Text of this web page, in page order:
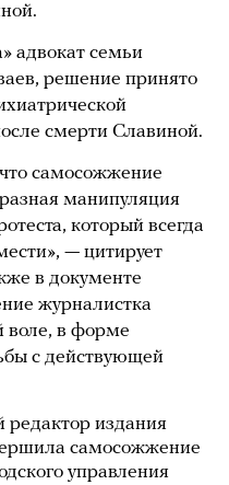
адвокат семьи
решение принято
смерти Славиной.
самосожжение
манипуляция
который всегда
— цитирует
в документе
журналистка
воле, в форме
с действующей
издания
самосожжение
управления